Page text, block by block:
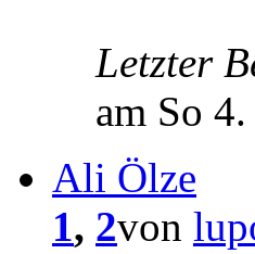
Letzter
am So
Ali Ölze
1, 2von